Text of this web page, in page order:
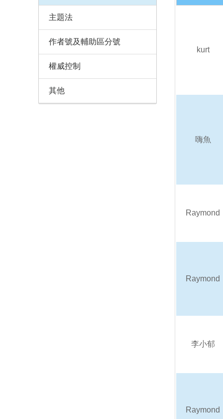
kurt
嗨魚
Raymond
Raymond
李小郁
Raymond
主題法
作者號及輔助區分號
權威控制
其他